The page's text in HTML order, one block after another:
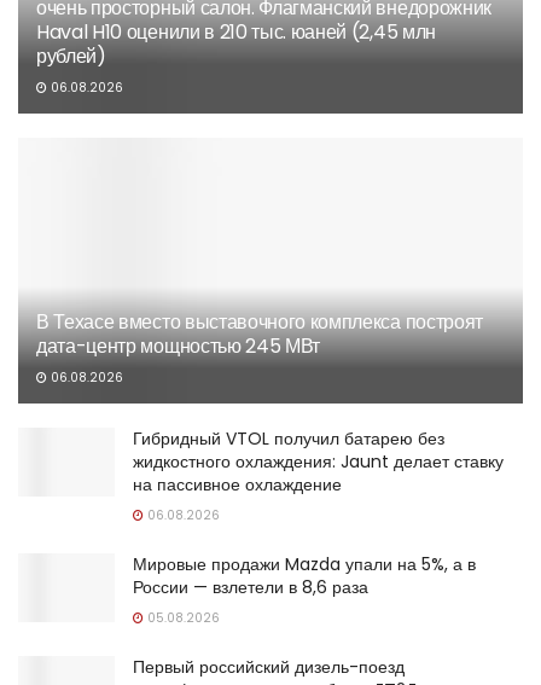
очень просторный салон. Флагманский внедорожник
Haval H10 оценили в 210 тыс. юаней (2,45 млн
рублей)
06.08.2026
В Техасе вместо выставочного комплекса построят
дата-центр мощностью 245 МВт
06.08.2026
Гибридный VTOL получил батарею без
жидкостного охлаждения: Jaunt делает ставку
на пассивное охлаждение
06.08.2026
Мировые продажи Mazda упали на 5%, а в
России — взлетели в 8,6 раза
05.08.2026
Первый российский дизель-поезд